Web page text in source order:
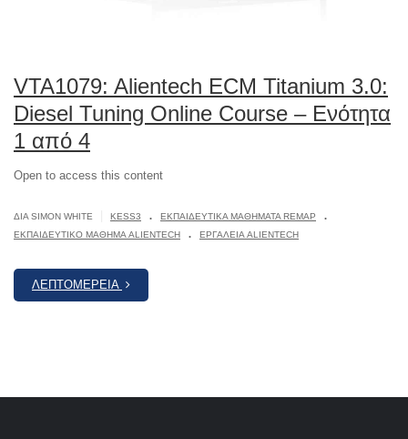
VTA1079: Alientech ECM Titanium 3.0:
Diesel Tuning Online Course – Ενότητα
1 από 4
Open to access this content
ΔΙΆ SIMON WHITE KESS3 . ΕΚΠΑΙΔΕΥΤΙΚΆ ΜΑΘΉΜΑΤΑ REMAP .
ΕΚΠΑΙΔΕΥΤΙΚΌ ΜΆΘΗΜΑ ALIENTECH . ΕΡΓΑΛΕΊΑ ALIENTECH
ΛΕΠΤΟΜΈΡΕΙΑ